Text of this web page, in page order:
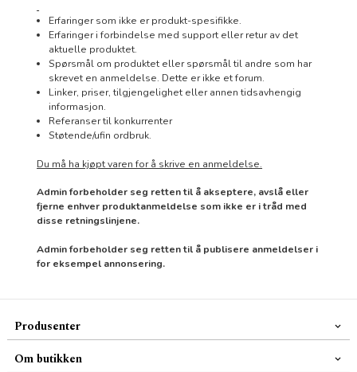
Erfaringer som ikke er produkt-spesifikke.
Erfaringer i forbindelse med support eller retur av det
aktuelle produktet.
Spørsmål om produktet eller spørsmål til andre som har
skrevet en anmeldelse. Dette er ikke et forum.
Linker, priser, tilgjengelighet eller annen tidsavhengig
informasjon.
Referanser til konkurrenter
Støtende/ufin ordbruk.
Du må ha kjøpt varen for å skrive en anmeldelse.
Admin forbeholder seg retten til å akseptere, avslå eller
fjerne enhver produktanmeldelse som ikke er i tråd med
disse retningslinjene.
Admin forbeholder seg retten til å publisere anmeldelser i
for eksempel annonsering.
Produsenter
Om butikken